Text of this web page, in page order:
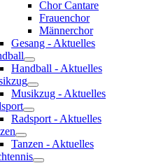
Chor Cantare
Frauenchor
Männerchor
Gesang - Aktuelles
Handball - Aktuelles
Musikzug - Aktuelles
Radsport - Aktuelles
Tanzen - Aktuelles